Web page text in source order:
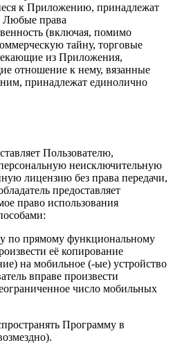
к Приложению, принадлежат
Любые права
(включая, помимо
тайну, торговые
из Приложения,
отношение к нему, вязанные
принадлежат единолично
Пользователю,
неисключительную
лицензию без права передачи,
предоставляет
право использования
по прямому функциональному
её копирование
на мобильное (-ые) устройство
вправе произвести
число мобильных
Программу в